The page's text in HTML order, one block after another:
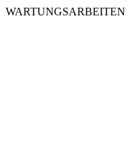
WARTUNGSARBEITEN